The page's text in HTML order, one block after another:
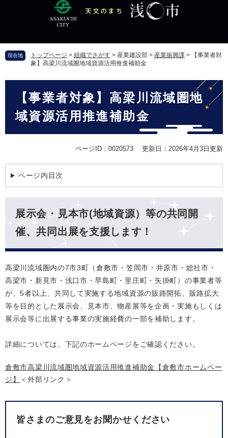
頭
す
飛
し
現在地 トップページ > 組織でさがす > 産業建設部 > 産業振興課 >
【事業者対
象】高梁川流域圏地域資源活用推進補助金
【事業者対象】高梁川流域圏地
域資源活用推進補助金
ページID：0020573 更新日：2026年4月3日更新
ページ内目次
展示会・見本市(地域資源）等の共同開
催、共同出展を支援します！
高梁川流域圏内の7市3町（倉敷市・笠岡市・井原市・総社市・
高梁市・新見市・浅口市・早島町・里庄町・矢掛町）の事業者等
が、5者以上、共同して実施する地域資源の販路開拓、販路拡大
等を目的とした展示会、見本市、物産展等を企画・実施もしくは
展示会等に出展する事業の実施経費の一部を補助します。
詳細については、下記のホームページをご確認ください。
倉敷市高梁川流域圏地域資源活用推進補助金【倉敷市ホームペー
ジ】
＜外部リンク＞
皆さまのご意見をお聞かせください